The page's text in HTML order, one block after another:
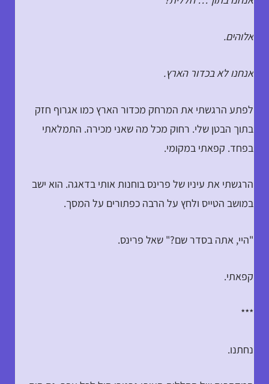
אלוהים.
אנחנו לא בכדור הארץ.
לפתע הרגשתי את המרחק מכדור הארץ כמו אגרוף חזק
בתוך הבטן שלי. רחוק מכל מה שאני מכירה. התמלאתי
בפחד. קפאתי במקומי.
הרגשתי את עיניו של פרינס בוחנות אותי בדאגה. הוא ישב
במושב הטייס ולחץ על הרבה כפתורים על המסך.
"היי, אתה בסדר שם?" שאל פרינס.
קפאתי.
***
נחתנו.